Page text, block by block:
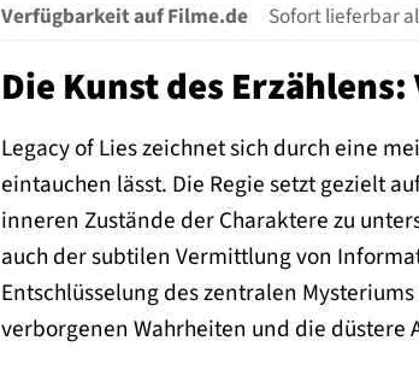
Verfügbarkeit auf Filme.de
Sofort lieferbar
Die Kunst des
Legacy of Lies zeichnet sich durch eine
eintauchen lässt. Die Regie setzt gezielt
inneren Zustände der Charaktere zu
auch der subtilen Vermittlung von
Entschlüsselung des zentralen
verborgenen Wahrheiten und die düstere